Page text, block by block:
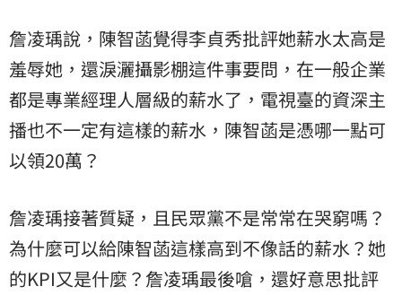
詹凌瑀說，陳智菡覺得李貞秀批評她薪水太高是
羞辱她，還淚灑攝影棚這件事要問，在一般企業
都是專業經理人層級的薪水了，電視臺的資深主
播也不一定有這樣的薪水，陳智菡是憑哪一點可
以領20萬？
詹凌瑀接著質疑，且民眾黨不是常常在哭窮嗎？
為什麼可以給陳智菡這樣高到不像話的薪水？她
的KPI又是什麼？詹凌瑀最後嗆，還好意思批評